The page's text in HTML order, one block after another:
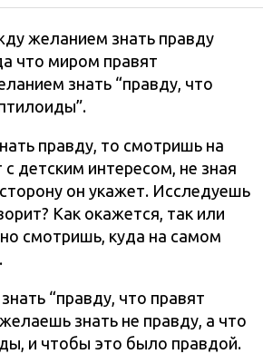
желанием знать правду
что миром правят
знать “правду, что
правду, то смотришь на
детским интересом, не зная
он укажет. Исследуешь
Как окажется, так или
смотришь, куда на самом
“правду, что правят
знать не правду, а что
и чтобы это было правдой.